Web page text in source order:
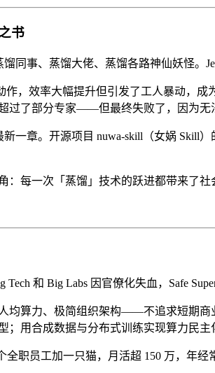
书
同事、蒸馏大佬、蒸馏各路神仙妖怪。
作，效率大幅提升但引发了工人暴动，
过了部分专家——但最终失败了，因为无
一章。开源项目 nuwa-skill（女娲
：每一次「蒸馏」技术的跃进都带来了
和 Big Labs 因官僚化失血，Safe
均算力、极简组织架构——不追求短期商
；用合成数据与分布式训练实现算力民主
全职员工加一只猫，月活超 150 万，